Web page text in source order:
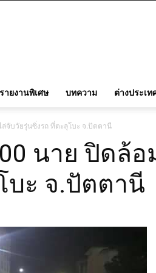
รายงานพิเศษ บทความ ต่างประเท
จับวัยรุ่นซิ่งรถ ที่ตะลุโบะ จ.ปัตตานี
นาย ปิดล้อ
บะ จ.ปัตตานี